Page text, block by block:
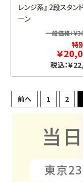
レンジ系』 2段スタン
ーン
一般価格：￥
特
￥
税込：￥
前へ 1 2